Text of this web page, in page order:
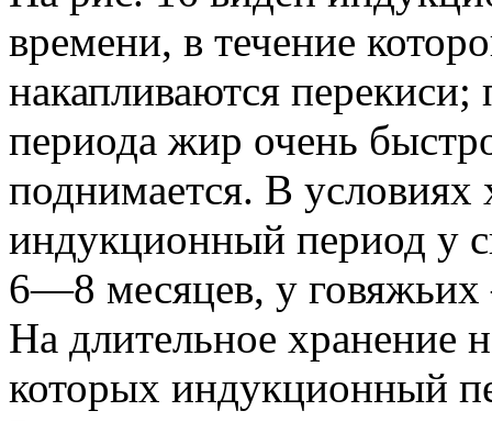
времени, в течение
накапливаются
периода жир очень
поднимается. В условиях
индукционный период у
6—8 месяцев, у
На длительное хранение
которых индукционный